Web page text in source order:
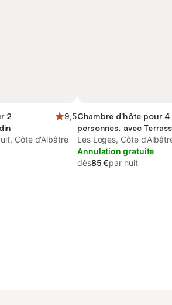
2
9,5
Côte d'Albâtre
Chambre d’hôte pour 4
personnes, avec
Jardin
Les Loges, Côte
Annulation gratuite
dès85 €par nuit